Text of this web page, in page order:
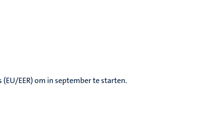
EER) om in september te starten.